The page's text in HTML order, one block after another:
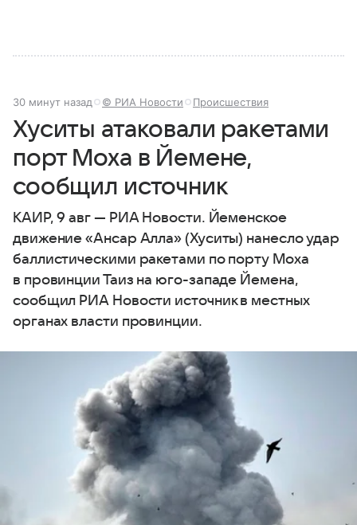
30 минут назад © РИА Новости Происшествия
Хуситы атаковали ракетами
порт Моха в Йемене,
сообщил источник
КАИР, 9 авг — РИА Новости. Йеменское
движение «Ансар Алла» (Хуситы) нанесло удар
баллистическими ракетами по порту Моха
в провинции Таиз на юго-западе Йемена,
сообщил РИА Новости источник в местных
органах власти провинции.